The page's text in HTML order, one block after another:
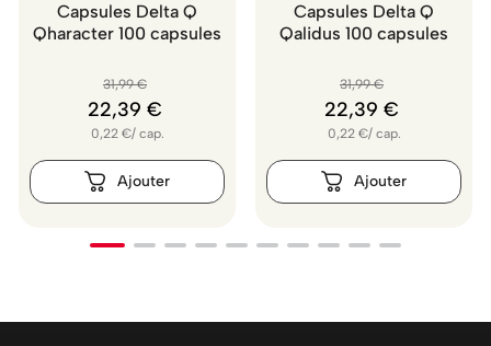
Capsules Delta Q
Qharacter 100 capsules
31,99 €
22,39 €
0,22 €/ cap.
Capsules Delta Q
Qalidus 100 capsules
31,99 €
22,39 €
0,22 €/ cap.